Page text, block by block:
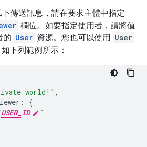
傳送訊息，請在要求主體中指定
欄位。如要指定使用者，請將值
的 User 資源。您也可以使用
User
下列範例所示：
world!" ,
:
{
USER_ID
"